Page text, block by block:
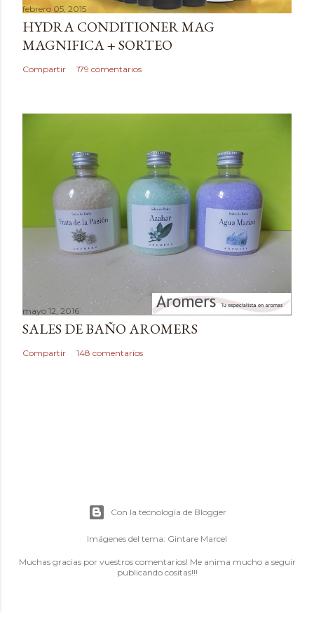
r
u
n
c
o
febrero 05, 2015
HYDRA CONDITIONER MAG
MAGNIFICA + SORTEO
Compartir 179 comentarios
mayo 12, 2016
SALES DE BAÑO AROMERS
Compartir 148 comentarios
Con la tecnología de Blogger
Imágenes del tema: Gintare Marcel
Muchas gracias por vuestros comentarios! Me anima mucho a seguir
publicando cositas!!!